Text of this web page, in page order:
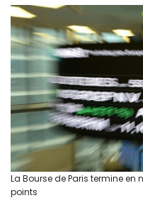
La Bourse de Paris termine en
points